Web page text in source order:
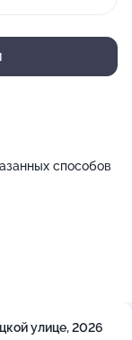
способов
улице, 2026